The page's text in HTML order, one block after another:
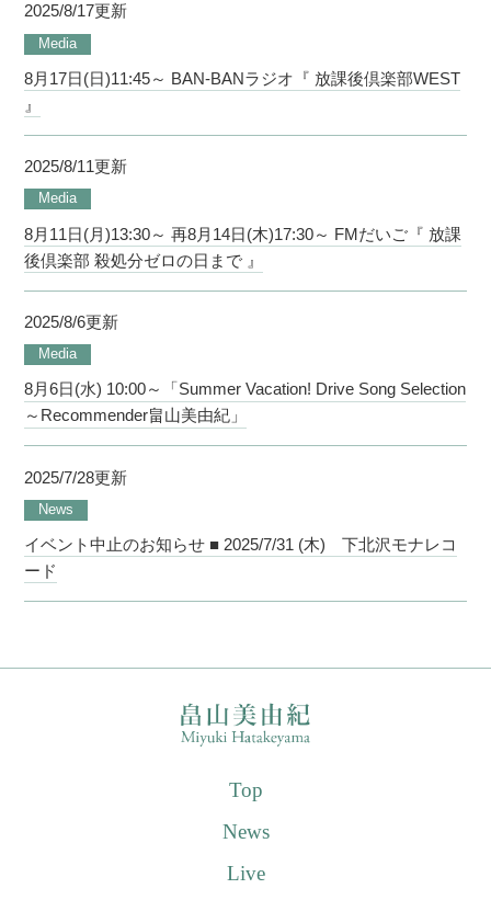
2025/8/17更新
Media
8月17日(日)11:45～ BAN-BANラジオ『 放課後倶楽部WEST
』
2025/8/11更新
Media
8月11日(月)13:30～ 再8月14日(木)17:30～ FMだいご『 放課
後倶楽部 殺処分ゼロの日まで 』
2025/8/6更新
Media
8月6日(水) 10:00～「Summer Vacation! Drive Song Selection
～Recommender畠山美由紀」
2025/7/28更新
News
イベント中止のお知らせ ■ 2025/7/31 (木) 下北沢モナレコ
ード
Top
News
Live